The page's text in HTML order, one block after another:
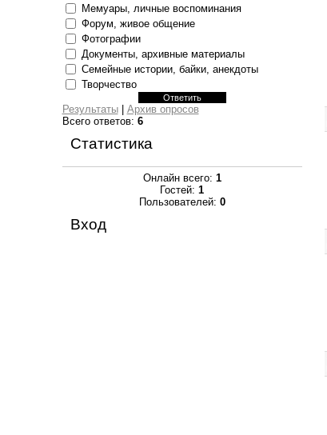
Мемуары, личные воспоминания
Форум, живое общение
Фотографии
Документы, архивные материалы
Семейные истории, байки, анекдоты
Творчество
Результаты| Архив опросов
Всего ответов: 6
Статистика
Онлайн всего: 1
Гостей: 1
Пользователей: 0
Вход